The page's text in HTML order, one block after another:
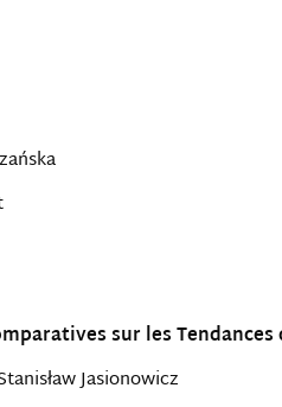
sur les
Jasionowicz